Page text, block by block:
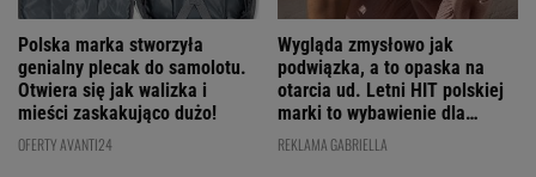
Polska marka stworzyła
genialny plecak do samolotu.
Otwiera się jak walizka i
mieści zaskakująco dużo!
OFERTY AVANTI24
Wygląda zmysłowo jak
podwiązka, a to opaska na
otarcia ud. Letni HIT polskiej
marki to wybawienie dla
kobiet!
REKLAMA GABRIELLA